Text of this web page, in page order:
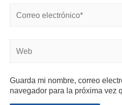
Guarda mi nombre, correo
navegador para la próxima vez